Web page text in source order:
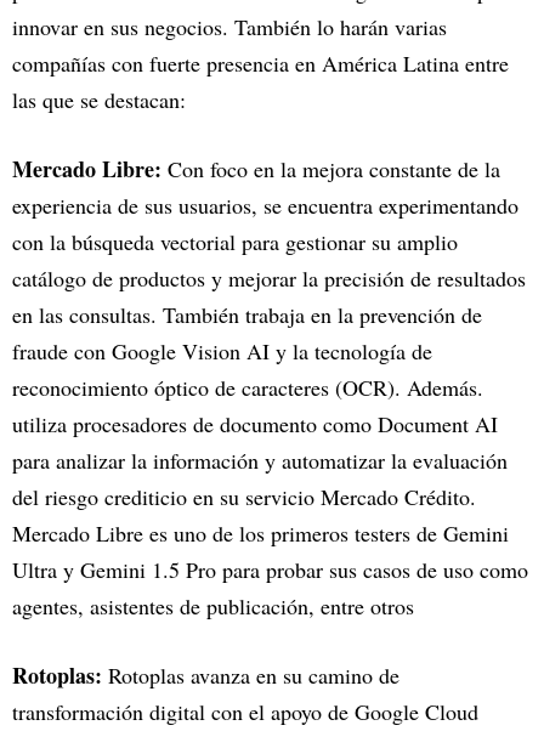
innovar en sus negocios. También lo harán varias
compañías con fuerte presencia en América Latina entre
las que se destacan:
Mercado Libre: Con foco en la mejora constante de la
experiencia de sus usuarios, se encuentra experimentando
con la búsqueda vectorial para gestionar su amplio
catálogo de productos y mejorar la precisión de resultados
en las consultas. También trabaja en la prevención de
fraude con Google Vision AI y la tecnología de
reconocimiento óptico de caracteres (OCR). Además.
utiliza procesadores de documento como Document AI
para analizar la información y automatizar la evaluación
del riesgo crediticio en su servicio Mercado Crédito.
Mercado Libre es uno de los primeros testers de Gemini
Ultra y Gemini 1.5 Pro para probar sus casos de uso como
agentes, asistentes de publicación, entre otros
Rotoplas: Rotoplas avanza en su camino de
transformación digital con el apoyo de Google Cloud